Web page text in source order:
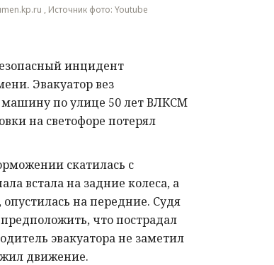
, Источник фото: Youtube
инцидент
Эвакуатор вез
машину по улице 50 лет ВЛКСМ
на светофоре потерял
скатилась с
встала на задние колеса, а
опустилась на передние. Судя
что пострадал
эвакуатора не заметил
движение.